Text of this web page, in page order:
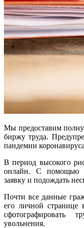
Мы предоставим
биржу труда.
пандемии
В период высокого
онлайн. С помощью
заявку и подождать
Почти все данные
его личной странице
сфотографировать
увольнения.